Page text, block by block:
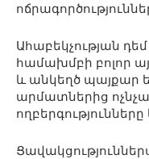
Ահաբեկչության
համախմբի բոլոր
և անկեղծ պայքար
արմատներից